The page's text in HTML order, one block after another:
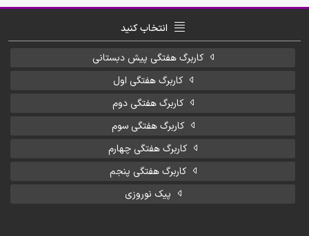
انتخاب کنید
کاربرگ هفتگی پیش دبستانی
کاربرگ هفتگی اول
کاربرگ هفتگی دوم
کاربرگ هفتگی سوم
کاربرگ هفتگی چهارم
کاربرگ هفتگی پنجم
پیک نوروزی